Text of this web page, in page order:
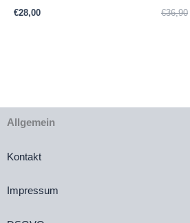
€28,00 €36,90
Allgemein
Kontakt
Impressum